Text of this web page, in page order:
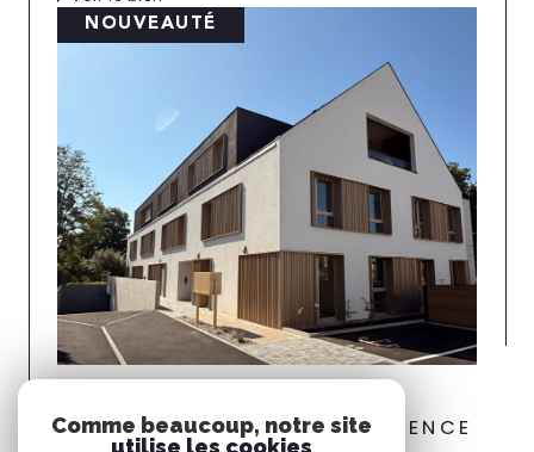
NOUVEAUTÉ
SAUSHEIM DANS JOLIE RÉSIDENCE
Comme beaucoup, notre site
utilise les cookies